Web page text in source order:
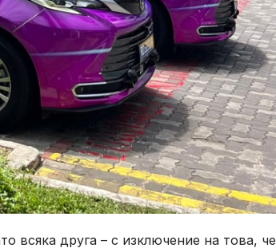
всяка друга – с изключение на това, че